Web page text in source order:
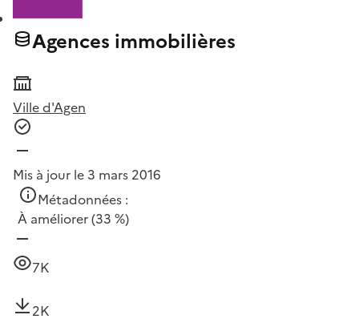
Agences immobilières
Ville d'Agen
Mis à jour le 3 mars 2016
Métadonnées :
À améliorer(33 %)
7K
2K